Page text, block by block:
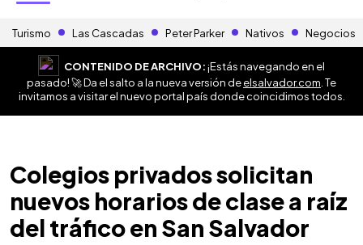
Turismo Las Cascadas Peter Parker Nativos Negocios
CONTENIDO DE ARCHIVO:¡Estás navegando en el
pasado! 🚀 Da el salto a la nueva versión deelsalvador.com . Te
invitamos a visitar el nuevo portal país donde coincidimos todos.
Colegios privados solicitan
nuevos horarios de clase a raíz
del tráfico en San Salvador